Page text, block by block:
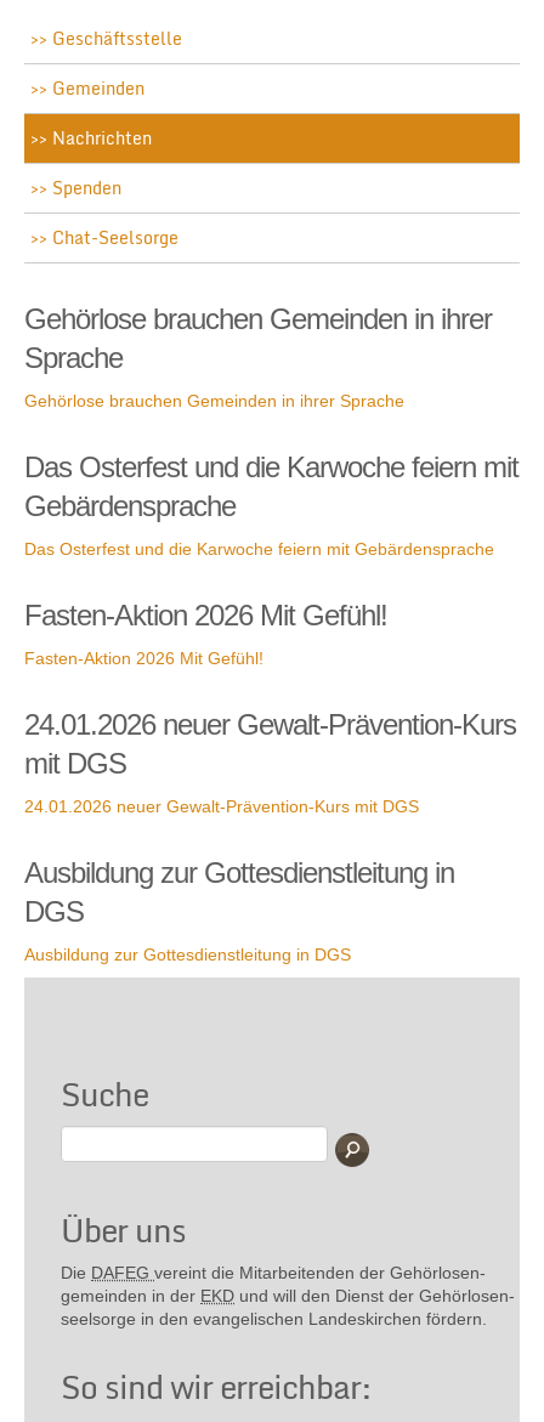
Geschäftsstelle
Gemeinden
Nachrichten
Spenden
Chat-Seelsorge
Gehörlose brauchen Gemeinden in ihrer
Sprache
Gehörlose brauchen Gemeinden in ihrer Sprache
Das Osterfest und die Karwoche feiern mit
Gebärdensprache
Das Osterfest und die Karwoche feiern mit Gebärdensprache
Fasten-Aktion 2026 Mit Gefühl!
Fasten-Aktion 2026 Mit Gefühl!
24.01.2026 neuer Gewalt-Prävention-Kurs
mit DGS
24.01.2026 neuer Gewalt-Prävention-Kurs mit DGS
Ausbildung zur Gottesdienstleitung in
DGS
Ausbildung zur Gottesdienstleitung in DGS
Suche
Über uns
Die DAFEG vereint die Mitarbeitenden der Gehör­losen­
gemeinden in der EKD und will den Dienst der Gehör­losen­
seel­sorge in den evange­lischen Landes­kirchen fördern.
So sind wir erreichbar: